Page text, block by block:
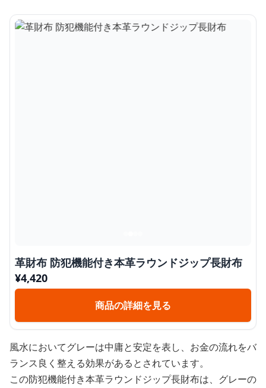
革財布 防犯機能付き本革ラウンドジップ長財布
¥4,420
商品の詳細を見る
風水においてグレーは中庸と安定を表し、お金の流れをバ
ランス良く整える効果があるとされています。
この防犯機能付き本革ラウンドジップ長財布は、グレーの